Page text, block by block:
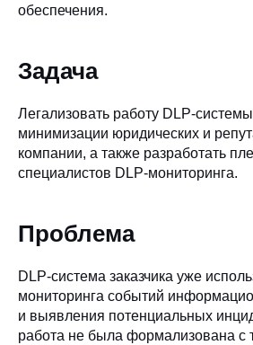
обеспечения.
Задача
Легализовать работу DLP-
минимизации юридических и
компании, а также разработать
специалистов DLP-мониторинга.
Проблема
DLP-система заказчика уже
мониторинга событий
и выявления потенциальных
работа не была формализована с